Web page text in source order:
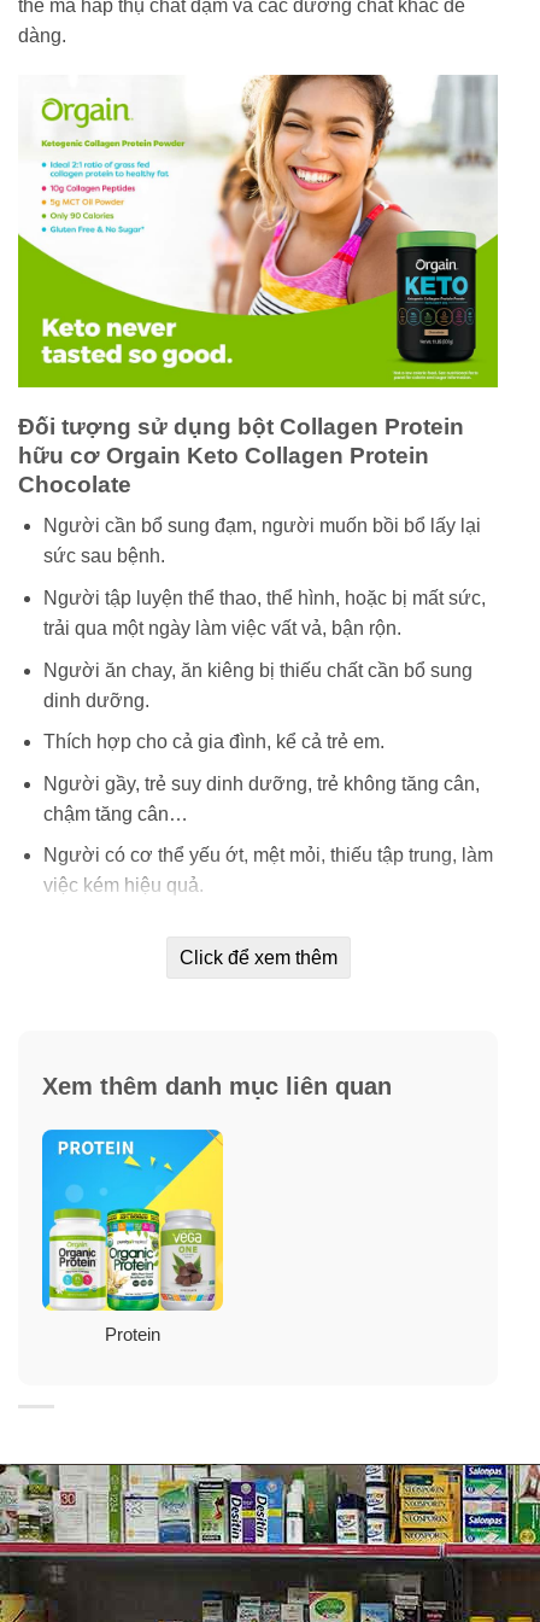
thế mà hấp thụ chất đạm và các dưỡng chất khác dễ
dàng.
Đối tượng sử dụng bột Collagen Protein
hữu cơ Orgain Keto Collagen Protein
Chocolate
Người cần bổ sung đạm, người muốn bồi bổ lấy lại
sức sau bệnh.
Người tập luyện thể thao, thể hình, hoặc bị mất sức,
trải qua một ngày làm việc vất vả, bận rộn.
Người ăn chay, ăn kiêng bị thiếu chất cần bổ sung
dinh dưỡng.
Thích hợp cho cả gia đình, kể cả trẻ em.
Người gầy, trẻ suy dinh dưỡng, trẻ không tăng cân,
chậm tăng cân…
Người có cơ thể yếu ớt, mệt mỏi, thiếu tập trung, làm
việc kém hiệu quả.
ngon miệng, hay bị đầy bụng.
Thành phần bột Collagen Protein hữu cơ
Click để xem thêm
Xem thêm danh mục liên quan
Protein